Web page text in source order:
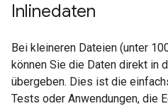
Inlinedaten
Bei kleineren Dateien (unter
können Sie die Daten direkt in
übergeben. Dies ist die
Tests oder Anwendungen, die